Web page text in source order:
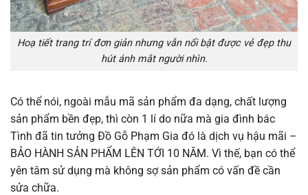
Hoạ tiết trang trí đơn giản nhưng vẫn nổi bật được vẻ đẹp thu
hút ánh mắt người nhìn.
Có thể nói, ngoài mẫu mã sản phẩm đa dạng, chất lượng
sản phẩm bền đẹp, thì còn 1 lí do nữa mà gia đình bác
Tình đã tin tưởng Đồ Gỗ Phạm Gia đó là dịch vụ hậu mãi –
BẢO HÀNH SẢN PHẨM LÊN TỚI 10 NĂM. Vì thế, bạn có thể
yên tâm sử dụng mà không sợ sản phẩm có vấn đề cần
sửa chữa.